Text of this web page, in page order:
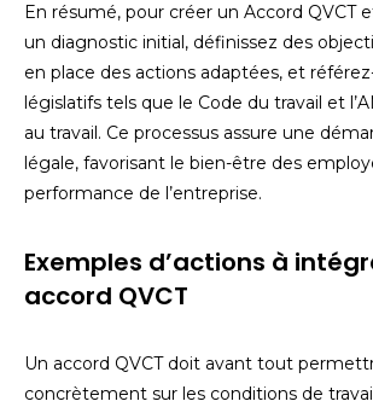
En résumé, pour créer un Accord QVCT
un diagnostic initial, définissez des
en place des actions adaptées, et
législatifs tels que le Code du travail et
au travail. Ce processus assure une
légale, favorisant le bien-être des
performance de l’entreprise.
Exemples d’actions à
accord QVCT
Un accord QVCT doit avant tout
concrètement sur les conditions de